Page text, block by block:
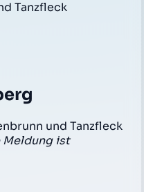
Tanzfleck
und Tanzfleck
Meldung ist